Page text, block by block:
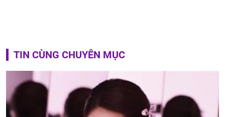
TIN CÙNG CHUYÊN MỤC